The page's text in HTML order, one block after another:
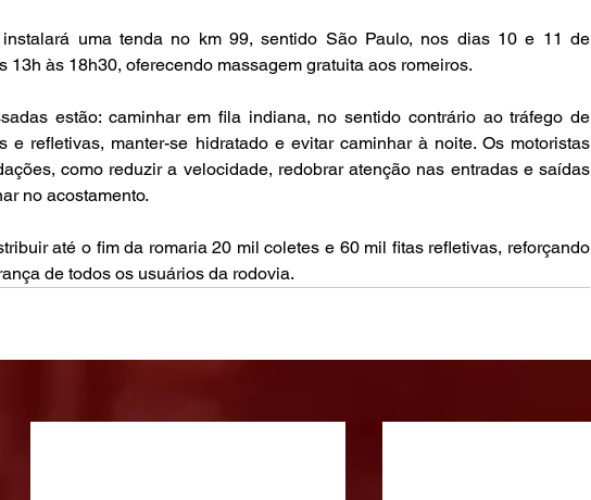
instalará uma tenda no km 99, sentido São Paulo, nos dias 10 e 11 de
13h às 18h30, oferecendo massagem gratuita aos romeiros.
estão: caminhar em fila indiana, no sentido contrário ao tráfego de
e refletivas, manter-se hidratado e evitar caminhar à noite. Os motoristas
como reduzir a velocidade, redobrar atenção nas entradas e saídas
no acostamento.
até o fim da romaria 20 mil coletes e 60 mil fitas refletivas, reforçando
de todos os usuários da rodovia.